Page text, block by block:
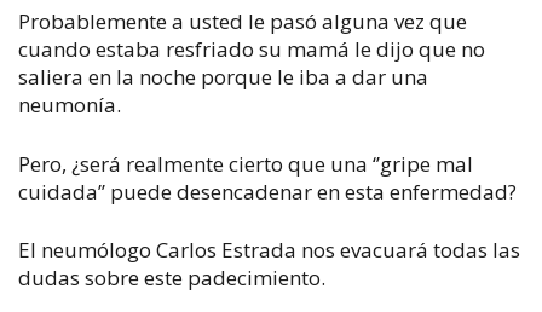
Probablemente a usted le pasó alguna vez que
cuando estaba resfriado su mamá le dijo que no
saliera en la noche porque le iba a dar una
neumonía.
Pero, ¿será realmente cierto que una ‘’gripe mal
cuidada’’ puede desencadenar en esta enfermedad?
El neumólogo Carlos Estrada nos evacuará todas las
dudas sobre este padecimiento.